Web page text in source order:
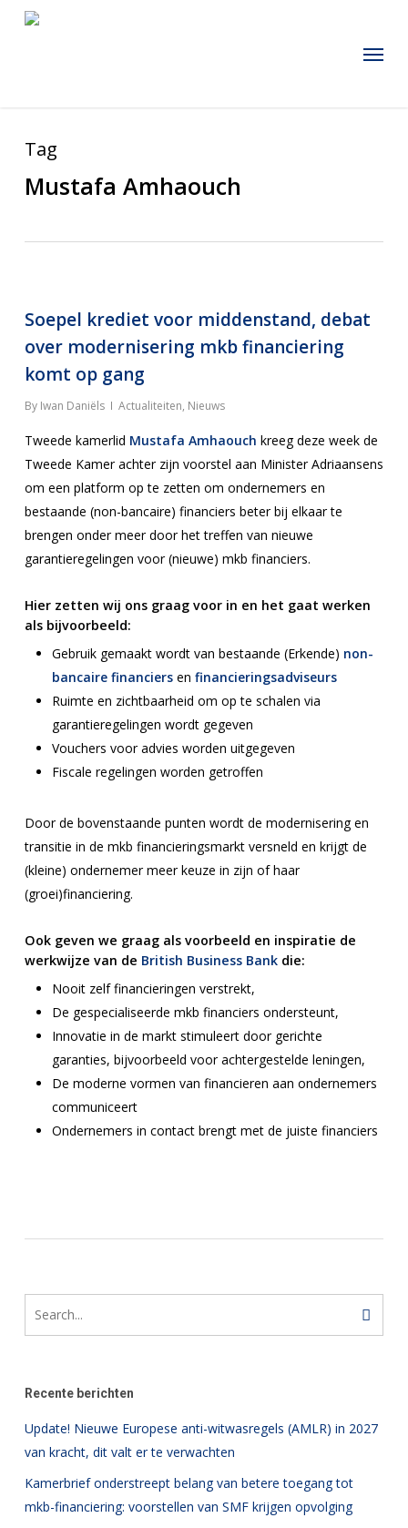
Menu
Tag
Mustafa Amhaouch
Soepel krediet voor middenstand, debat
over modernisering mkb financiering
komt op gang
By Iwan Daniëls Actualiteiten, Nieuws
Tweede kamerlid Mustafa Amhaouch kreeg deze week de
Tweede Kamer achter zijn voorstel aan Minister Adriaansens
om een platform op te zetten om ondernemers en
bestaande (non-bancaire) financiers beter bij elkaar te
brengen onder meer door het treffen van nieuwe
garantieregelingen voor (nieuwe) mkb financiers.
Hier zetten wij ons graag voor in en het gaat werken
als bijvoorbeeld:
Gebruik gemaakt wordt van bestaande (Erkende) non-
bancaire financiersen financieringsadviseurs
Ruimte en zichtbaarheid om op te schalen via
garantieregelingen wordt gegeven
Vouchers voor advies worden uitgegeven
Fiscale regelingen worden getroffen
Door de bovenstaande punten wordt de modernisering en
transitie in de mkb financieringsmarkt versneld en krijgt de
(kleine) ondernemer meer keuze in zijn of haar
(groei)financiering.
Ook geven we graag als voorbeeld en inspiratie de
werkwijze van de British Business Bankdie:
Nooit zelf financieringen verstrekt,
De gespecialiseerde mkb financiers ondersteunt,
Innovatie in de markt stimuleert door gerichte
garanties, bijvoorbeeld voor achtergestelde leningen,
De moderne vormen van financieren aan ondernemers
communiceert
Ondernemers in contact brengt met de juiste financiers
Recente berichten
Update! Nieuwe Europese anti-witwasregels (AMLR) in 2027
van kracht, dit valt er te verwachten
Kamerbrief onderstreept belang van betere toegang tot
mkb-financiering: voorstellen van SMF krijgen opvolging